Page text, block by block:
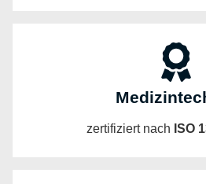
zertifiziert nach ISO